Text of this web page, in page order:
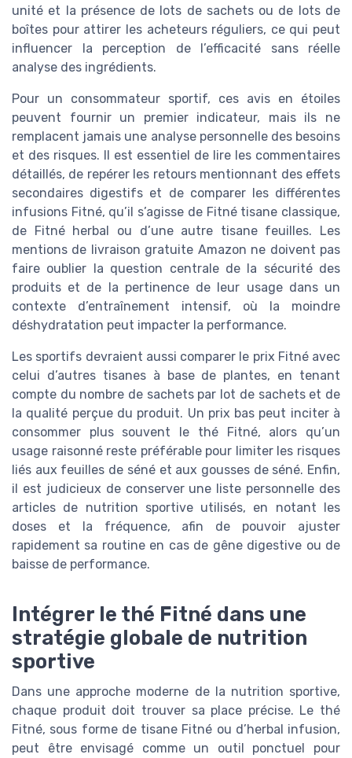
unité et la présence de lots de sachets ou de lots de
boîtes pour attirer les acheteurs réguliers, ce qui peut
influencer la perception de l’efficacité sans réelle
analyse des ingrédients.
Pour un consommateur sportif, ces avis en étoiles
peuvent fournir un premier indicateur, mais ils ne
remplacent jamais une analyse personnelle des besoins
et des risques. Il est essentiel de lire les commentaires
détaillés, de repérer les retours mentionnant des effets
secondaires digestifs et de comparer les différentes
infusions Fitné, qu’il s’agisse de Fitné tisane classique,
de Fitné herbal ou d’une autre tisane feuilles. Les
mentions de livraison gratuite Amazon ne doivent pas
faire oublier la question centrale de la sécurité des
produits et de la pertinence de leur usage dans un
contexte d’entraînement intensif, où la moindre
déshydratation peut impacter la performance.
Les sportifs devraient aussi comparer le prix Fitné avec
celui d’autres tisanes à base de plantes, en tenant
compte du nombre de sachets par lot de sachets et de
la qualité perçue du produit. Un prix bas peut inciter à
consommer plus souvent le thé Fitné, alors qu’un
usage raisonné reste préférable pour limiter les risques
liés aux feuilles de séné et aux gousses de séné. Enfin,
il est judicieux de conserver une liste personnelle des
articles de nutrition sportive utilisés, en notant les
doses et la fréquence, afin de pouvoir ajuster
rapidement sa routine en cas de gêne digestive ou de
baisse de performance.
Intégrer le thé Fitné dans une
stratégie globale de nutrition
sportive
Dans une approche moderne de la nutrition sportive,
chaque produit doit trouver sa place précise. Le thé
Fitné, sous forme de tisane Fitné ou d’herbal infusion,
peut être envisagé comme un outil ponctuel pour